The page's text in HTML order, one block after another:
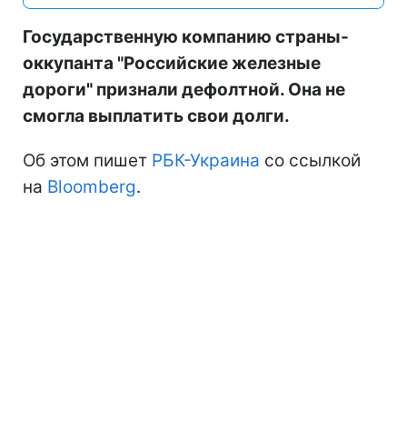
Государственную компанию страны-
оккупанта "Российские железные
дороги" признали дефолтной. Она не
смогла выплатить свои долги.
Об этом пишет РБК-Украина со ссылкой
на Bloomberg.